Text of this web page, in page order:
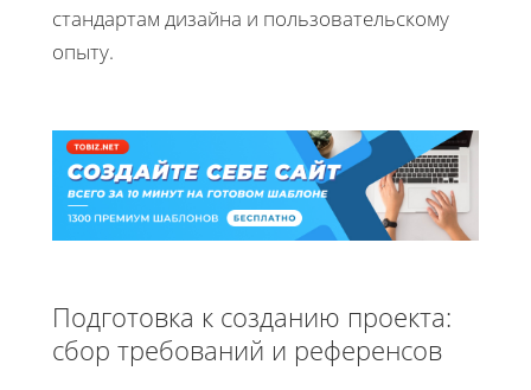
стандартам дизайна и пользовательскому
опыту.
Подготовка к созданию проекта:
сбор требований и референсов